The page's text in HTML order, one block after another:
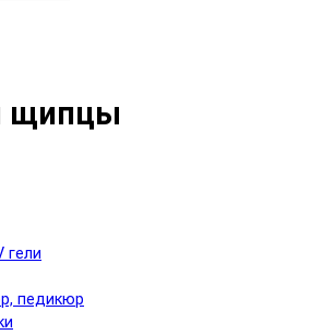
щипцы
гели
педикюр